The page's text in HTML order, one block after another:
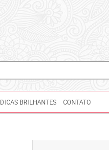
DICAS BRILHANTES CONTATO